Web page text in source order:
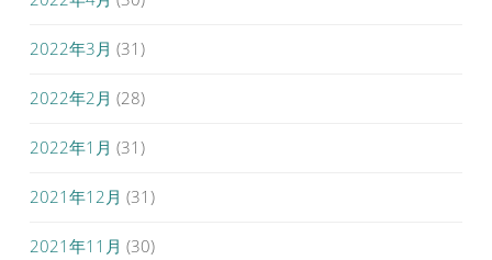
2022年3月 (31)
2022年2月 (28)
2022年1月 (31)
2021年12月 (31)
2021年11月 (30)